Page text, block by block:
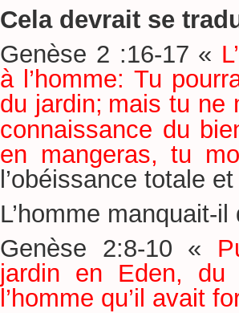
Cela devrait se
Genèse 2 :16-17 «
à l’homme: Tu
du jardin; mais tu ne
connaissance du
en mangeras, tu
l’obéissance totale
L’homme manquait-
Genèse 2:8-10 «
jardin en Eden,
l’homme qu’il avait